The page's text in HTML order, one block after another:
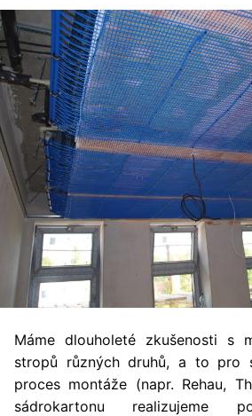
Máme dlouholeté zkušenosti s
stropů různých druhů, a to pro
proces montáže (napr. Rehau,
sádrokartonu realizujeme